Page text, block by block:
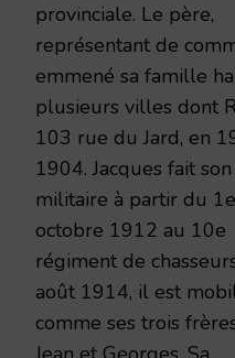
provinciale. Le père,
représentant de
emmené sa famille
plusieurs villes dont
103 rue du Jard, en
1904. Jacques fait
militaire à partir du
octobre 1912 au 10e
régiment de
août 1914, il est
comme ses trois